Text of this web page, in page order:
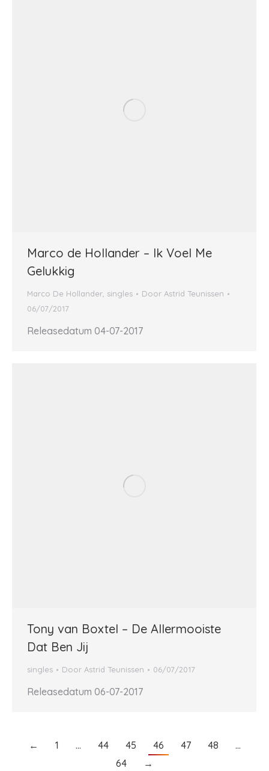
Marco de Hollander – Ik Voel Me
Gelukkig
Marco De Hollander singles Door Astrid Teunissen
06/07/2017
Releasedatum 04-07-2017
Tony van Boxtel – De Allermooiste
Dat Ben Jij
singles Door Astrid Teunissen 06/07/2017
Releasedatum 06-07-2017
← 1 … 44 45 46 47 48
…
64
→